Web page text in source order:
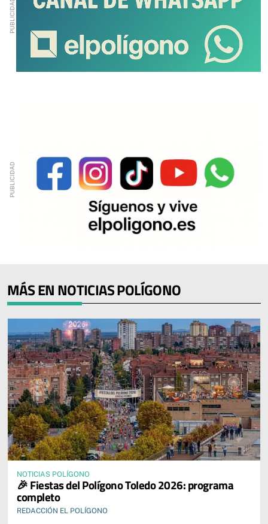
MÁS EN NOTICIAS POLÍGONO
NOTICIAS POLÍGONO
🎉 Fiestas del Polígono Toledo 2026: programa
completo
REDACCIÓN EL POLÍGONO